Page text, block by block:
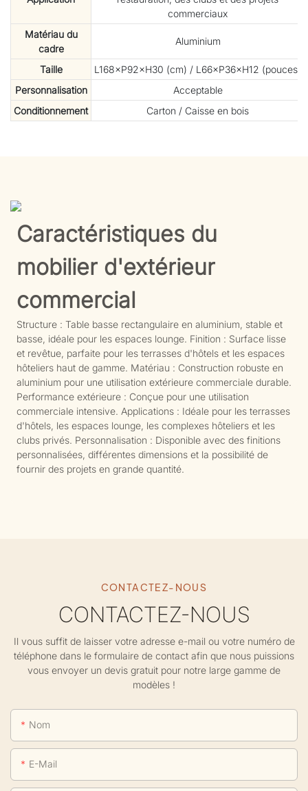
commerciaux
Matériau du
cadre
Aluminium
Taille
L168×P92×H30 (cm) / L66×P36×H12 (pouces)
Personnalisation
Acceptable
Conditionnement
Carton / Caisse en bois
Caractéristiques du
mobilier d'extérieur
commercial
Structure : Table basse rectangulaire en aluminium, stable et
basse, idéale pour les espaces lounge. Finition : Surface lisse
et revêtue, parfaite pour les terrasses d'hôtels et les espaces
hôteliers haut de gamme. Matériau : Construction robuste en
aluminium pour une utilisation extérieure commerciale durable.
Performance extérieure : Conçue pour une utilisation
commerciale intensive. Applications : Idéale pour les terrasses
d'hôtels, les espaces lounge, les complexes hôteliers et les
clubs privés. Personnalisation : Disponible avec des finitions
personnalisées, différentes dimensions et la possibilité de
fournir des projets en grande quantité.
CONTACTEZ-NOUS
CONTACTEZ-NOUS
Il vous suffit de laisser votre adresse e-mail ou votre numéro de
téléphone dans le formulaire de contact afin que nous puissions
vous envoyer un devis gratuit pour notre large gamme de
modèles !
Nom
E-Mail